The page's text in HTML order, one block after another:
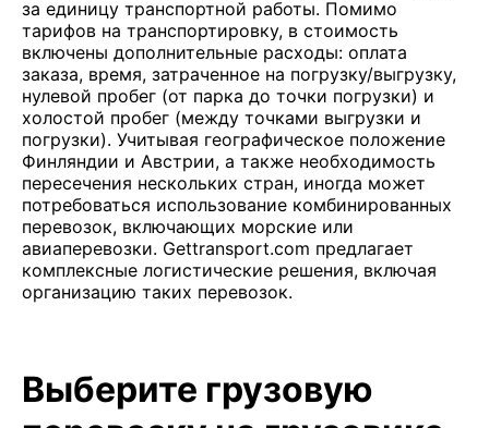
за единицу транспортной работы. Помимо
тарифов на транспортировку, в стоимость
включены дополнительные расходы: оплата
заказа, время, затраченное на погрузку/выгрузку,
нулевой пробег (от парка до точки погрузки) и
холостой пробег (между точками выгрузки и
погрузки). Учитывая географическое положение
Финляндии и Австрии, а также необходимость
пересечения нескольких стран, иногда может
потребоваться использование комбинированных
перевозок, включающих морские или
авиаперевозки. Gettransport.com предлагает
комплексные логистические решения, включая
организацию таких перевозок.
Выберите грузовую